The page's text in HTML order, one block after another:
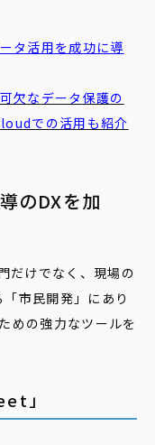
タ活用を成功に導
欠なデータ 保護の
での活用も紹介
のDXを加
だけでなく、現場の
市民開発」にあり
めの強力なツールを
」